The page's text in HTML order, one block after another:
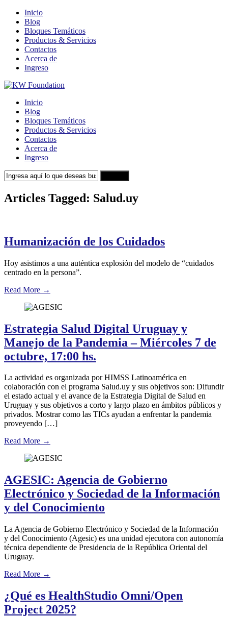
Inicio
Blog
Bloques Temáticos
Productos & Servicios
Contactos
Acerca de
Ingreso
Inicio
Blog
Bloques Temáticos
Productos & Servicios
Contactos
Acerca de
Ingreso
Articles Tagged: Salud.uy
Humanización de los Cuidados
Hoy asistimos a una auténtica explosión del modelo de “cuidados
centrado en la persona”.
Read More →
Estrategia Salud Digital Uruguay y
Manejo de la Pandemia – Miércoles 7 de
octubre, 17:00 hs.
La actividad es organizada por HIMSS Latinoamérica en
colaboración con el programa Salud.uy y sus objetivos son: Difundir
el estado actual y el avance de la Estrategia Digital de Salud en
Uruguay y sus objetivos a corto y largo plazo en ámbitos públicos y
privados. Mostrar como las TICs ayudan a enfrentar la pandemia
proveyendo […]
Read More →
AGESIC: Agencia de Gobierno
Electrónico y Sociedad de la Información
y del Conocimiento
La Agencia de Gobierno Electrónico y Sociedad de la Información
y del Conocimiento (Agesic) es una unidad ejecutora con autonomía
técnica dependiente de Presidencia de la República Oriental del
Uruguay.
Read More →
¿Qué es HealthStudio Omni/Open
Project 2025?